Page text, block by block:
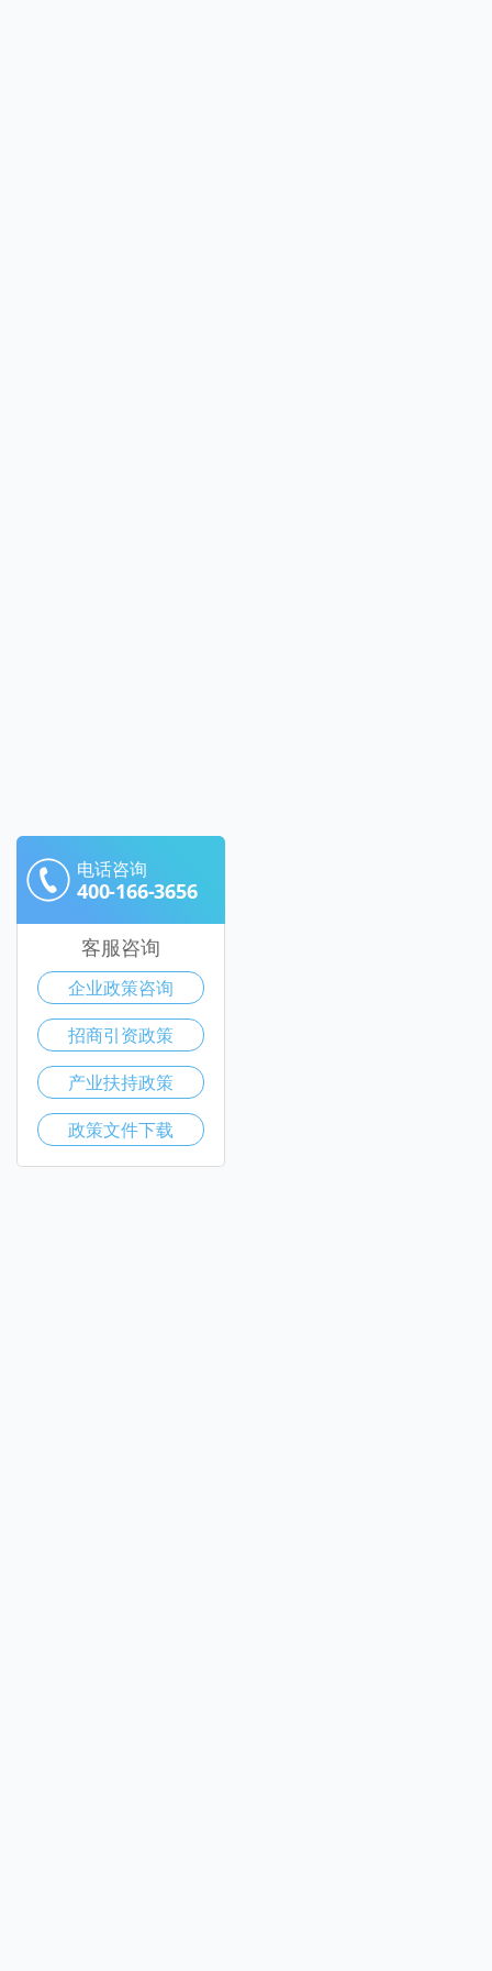
电话咨询
400-166-3656
客服咨询
企业政策咨询
招商引资政策
产业扶持政策
政策文件下载